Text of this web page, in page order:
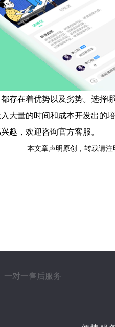
存在着优势以及劣势。选择
大量的时间和成本开发出
趣，欢迎咨询官方客服。
本文章声明原创，转载请注
一对一售后服务